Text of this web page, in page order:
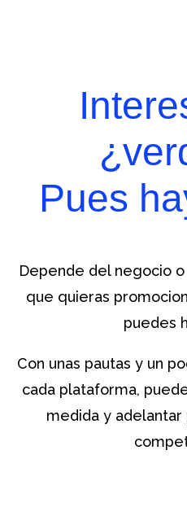
Pues
Depende del negocio
que quieras
puedes
Con unas pautas y un
cada plataforma,
medida y